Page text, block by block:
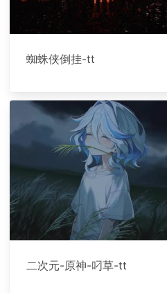
蜘蛛侠倒挂-tt
二次元-原神-叼草-tt